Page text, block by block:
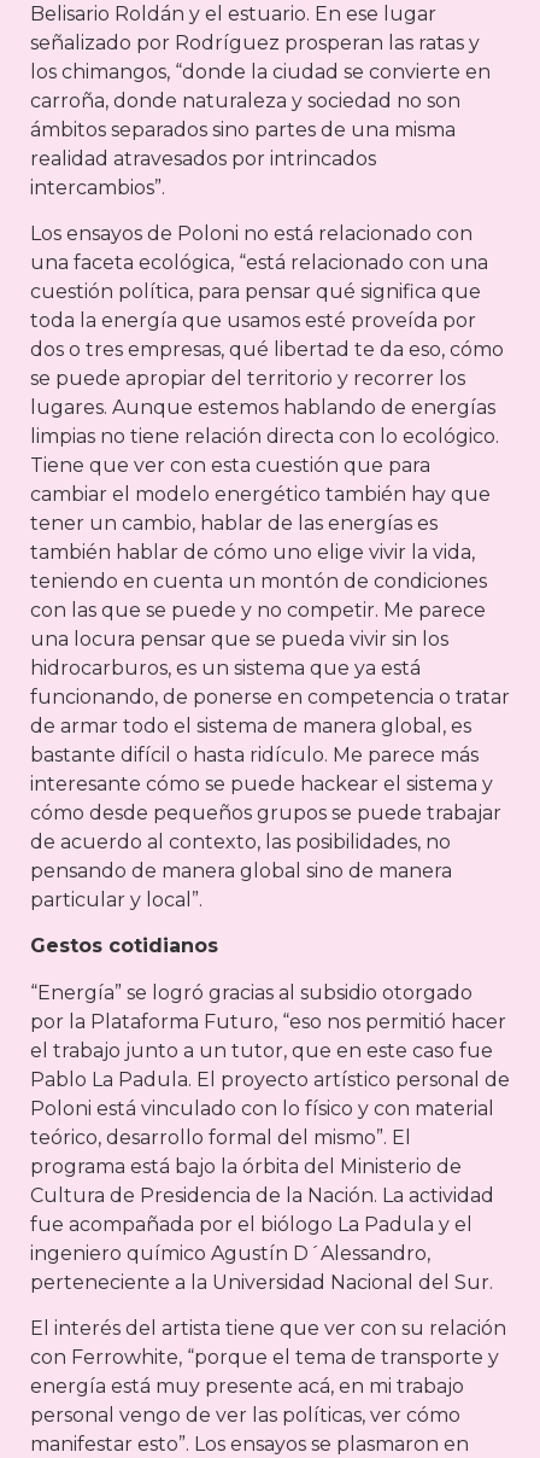
Belisario Roldán y el estuario. En ese lugar
señalizado por Rodríguez prosperan las ratas y
los chimangos, “donde la ciudad se convierte en
carroña, donde naturaleza y sociedad no son
ámbitos separados sino partes de una misma
realidad atravesados por intrincados
intercambios”.
Los ensayos de Poloni no está relacionado con
una faceta ecológica, “está relacionado con una
cuestión política, para pensar qué significa que
toda la energía que usamos esté proveída por
dos o tres empresas, qué libertad te da eso, cómo
se puede apropiar del territorio y recorrer los
lugares. Aunque estemos hablando de energías
limpias no tiene relación directa con lo ecológico.
Tiene que ver con esta cuestión que para
cambiar el modelo energético también hay que
tener un cambio, hablar de las energías es
también hablar de cómo uno elige vivir la vida,
teniendo en cuenta un montón de condiciones
con las que se puede y no competir. Me parece
una locura pensar que se pueda vivir sin los
hidrocarburos, es un sistema que ya está
funcionando, de ponerse en competencia o tratar
de armar todo el sistema de manera global, es
bastante difícil o hasta ridículo. Me parece más
interesante cómo se puede hackear el sistema y
cómo desde pequeños grupos se puede trabajar
de acuerdo al contexto, las posibilidades, no
pensando de manera global sino de manera
particular y local”.
Gestos cotidianos
“Energía” se logró gracias al subsidio otorgado
por la Plataforma Futuro, “eso nos permitió hacer
el trabajo junto a un tutor, que en este caso fue
Pablo La Padula. El proyecto artístico personal de
Poloni está vinculado con lo físico y con material
teórico, desarrollo formal del mismo”. El
programa está bajo la órbita del Ministerio de
Cultura de Presidencia de la Nación. La actividad
fue acompañada por el biólogo La Padula y el
ingeniero químico Agustín D´Alessandro,
perteneciente a la Universidad Nacional del Sur.
El interés del artista tiene que ver con su relación
con Ferrowhite, “porque el tema de transporte y
energía está muy presente acá, en mi trabajo
personal vengo de ver las políticas, ver cómo
manifestar esto”. Los ensayos se plasmaron en